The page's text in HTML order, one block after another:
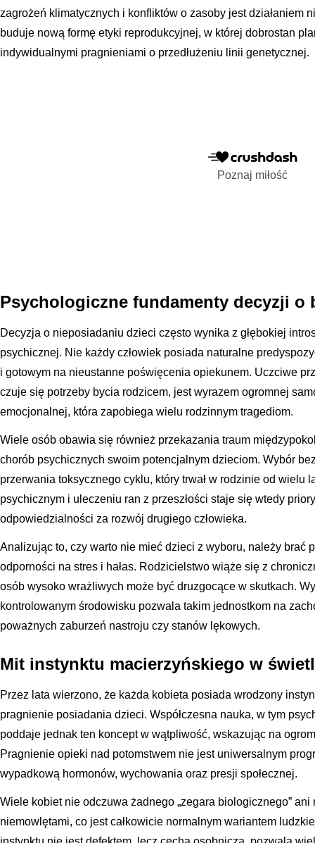
zagrożeń klimatycznych i konfliktów o zasoby jest działaniem
buduje nową formę etyki reprodukcyjnej, w której dobrostan
indywidualnymi pragnieniami o przedłużeniu linii genetycznej.
Poznaj miłość
Psychologiczne fundamenty decyzji o
Decyzja o nieposiadaniu dzieci często wynika z głębokiej
psychicznej. Nie każdy człowiek posiada naturalne
i gotowym na nieustanne poświęcenia opiekunem. Uczciwe
czuje się potrzeby bycia rodzicem, jest wyrazem ogromnej
emocjonalnej, która zapobiega wielu rodzinnym tragediom.
Wiele osób obawia się również przekazania traum
chorób psychicznych swoim potencjalnym dzieciom. Wybór
przerwania toksycznego cyklu, który trwał w rodzinie od wielu
psychicznym i uleczeniu ran z przeszłości staje się wtedy
odpowiedzialności za rozwój drugiego człowieka.
Analizując to, czy warto nie mieć dzieci z wyboru, należy brać
odporności na stres i hałas. Rodzicielstwo wiąże się z
osób wysoko wrażliwych może być druzgocące w skutkach.
kontrolowanym środowisku pozwala takim jednostkom na
poważnych zaburzeń nastroju czy stanów lękowych.
Mit instynktu macierzyńskiego w
Przez lata wierzono, że każda kobieta posiada wrodzony
pragnienie posiadania dzieci. Współczesna nauka, w tym
poddaje jednak ten koncept w wątpliwość, wskazując na
Pragnienie opieki nad potomstwem nie jest uniwersalnym
wypadkową hormonów, wychowania oraz presji społecznej.
Wiele kobiet nie odczuwa żadnego „zegara biologicznego” ani
niemowlętami, co jest całkowicie normalnym wariantem